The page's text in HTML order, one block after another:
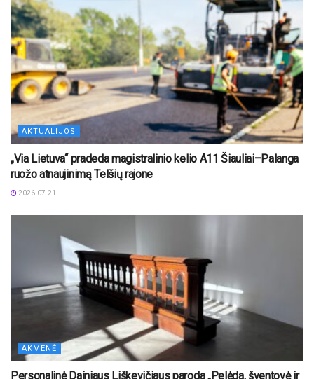
AKTUALIJOS
„Via Lietuva“ pradeda magistralinio kelio A11 Šiauliai–Palanga
ruožo atnaujinimą Telšių rajone
2026-07-21
AKMENĖ
Personalinė Dainiaus Liškevičiaus paroda „Pelėda, šventovė ir